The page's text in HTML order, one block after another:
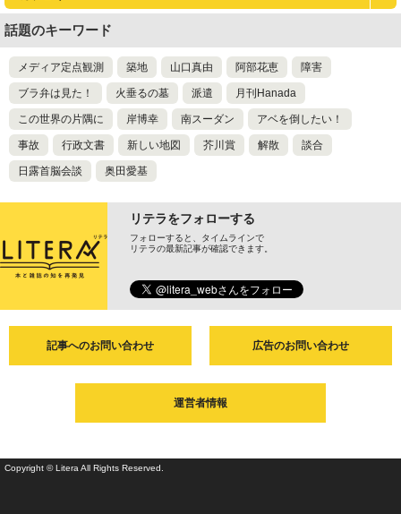
話題のキーワード
メディア定点観測 築地 山口真由 阿部花恵 障害
ブラ弁は見た！ 火垂るの墓 派遣 月刊Hanada
この世界の片隅に 岸博幸 南スーダン アベを倒したい！
事故 行政文書 新しい地図 芥川賞 解散 談合
日露首脳会談 奥田愛基
リテラをフォローする
フォローすると、タイムラインで
リテラの最新記事が確認できます。
記事へのお問い合わせ 広告のお問い合わせ
運営者情報
Copyright © Litera All Rights Reserved.